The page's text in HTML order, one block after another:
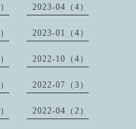
2023-04（4）
2023-01（4）
2022-10（4）
2022-07（3）
2022-04（2）